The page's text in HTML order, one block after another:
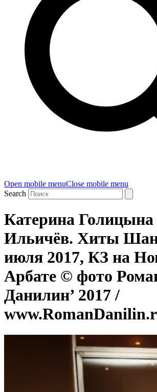
Open mobile menuClose mobile menu
Search
Катерина
Ильичёв. Хиты
июля 2017, КЗ на
Арбате © фото
Данилин’ 2017 /